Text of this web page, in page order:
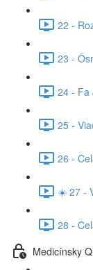
22 -
23 -
24 - Fa
25 -
26 -
☀️ 27 -
28 -
Medicínsky